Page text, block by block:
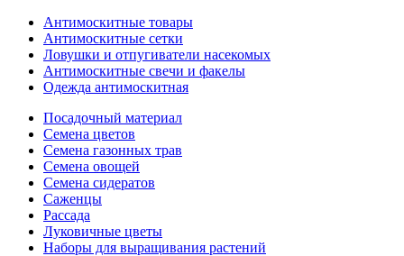
Антимоскитные товары
Антимоскитные сетки
Ловушки и отпугиватели насекомых
Антимоскитные свечи и факелы
Одежда антимоскитная
Посадочный материал
Семена цветов
Семена газонных трав
Семена овощей
Семена сидератов
Саженцы
Рассада
Луковичные цветы
Наборы для выращивания растений